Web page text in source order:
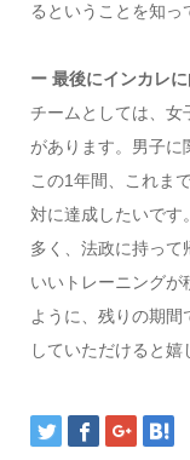
るということを知っ
ー 最後にインカレ
チームとしては、女
があります。男子に
この1年間、これま
対に達成したいです
多く、法政に持って
いいトレーニングが
ように、残りの期間
していただけると嬉